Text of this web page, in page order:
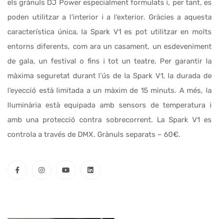
els grànuls DJ Power especialment formulats i, per tant, es
poden utilitzar a l’interior i a l’exterior. Gràcies a aquesta
característica única, la Spark V1 es pot utilitzar en molts
entorns diferents, com ara un casament, un esdeveniment
de gala, un festival o fins i tot un teatre. Per garantir la
màxima seguretat durant l’ús de la Spark V1, la durada de
l’eyecció està limitada a un màxim de 15 minuts. A més, la
lluminària està equipada amb sensors de temperatura i
amb una protecció contra sobrecorrent. La Spark V1 es
controla a través de DMX. Grànuls separats – 60€.